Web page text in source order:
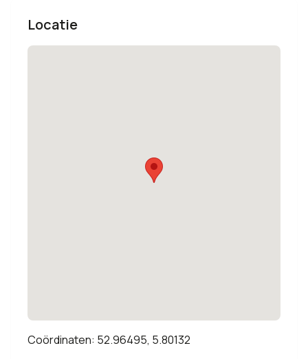
Locatie
Coördinaten: 52.96495, 5.80132